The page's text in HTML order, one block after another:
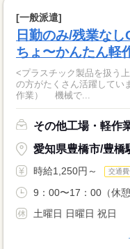
[一般派遣]
日勤のみ/残業な
ちょ〜かんたん軽
<プラスチック製品を扱う
の方がたくさん活躍しています！ 1.材料貼り合わ
作業） 機械で...
その他工場・軽作
愛知県豊橋市/豊橋
時給1,250円～ 交通
9：00〜17：00（休
土曜日 日曜日 祝日